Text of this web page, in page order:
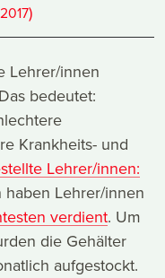
)
Lehrer/innen
bedeutet:
Krankheits- und
Lehrer/innen:
haben Lehrer/innen
verdient. Um
die Gehälter
aufgestockt.